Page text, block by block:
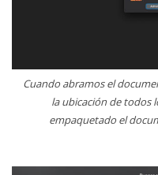
Cuando abramos el
la ubicación de todos
empaquetado el